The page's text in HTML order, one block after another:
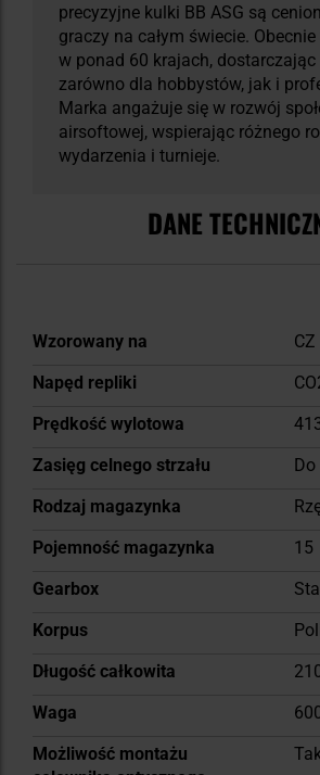
precyzyjne kulki BB ASG są
graczy na całym świecie.
w ponad 60 krajach,
zarówno dla hobbystów, jak i
Marka angażuje się w rozwój
airsoftowej, wspierając różnego
wydarzenia i turnieje.
DANE
Więcej
Wzorowany na
CZ
Napęd repliki
Prędkość wylotowa
Zasięg celnego strzału
Do
Rodzaj magazynka
Pojemność magazynka
15
Gearbox
Korpus
Długość całkowita
Waga
Możliwość montażu
Tak